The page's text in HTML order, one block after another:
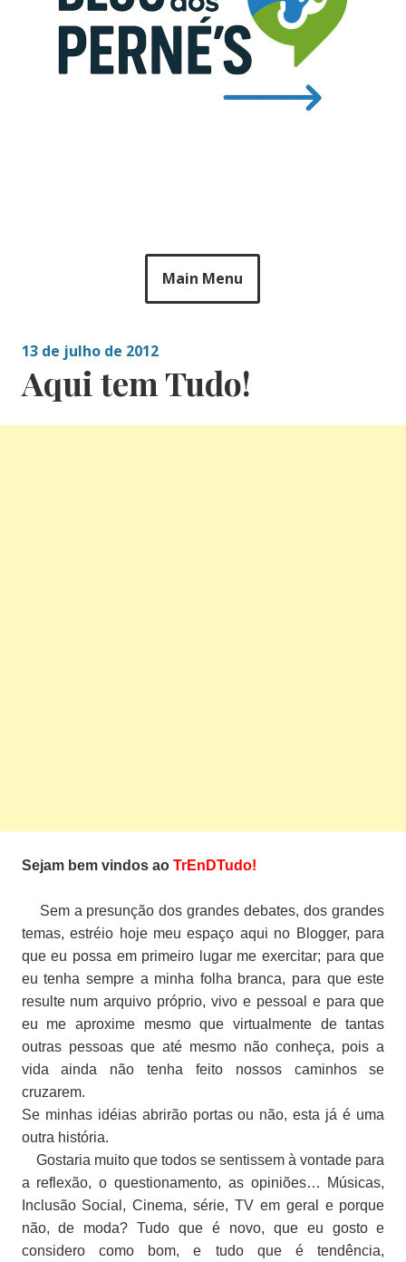
Main Menu
13 de julho de 2012
Aqui tem Tudo!
Sejam bem vindos ao TrEnDTudo!
Sem a presunção dos grandes debates, dos grandes
temas, estréio hoje meu espaço aqui no Blogger, para
que eu possa em primeiro lugar me exercitar; para que
eu tenha sempre a minha folha branca, para que este
resulte num arquivo próprio, vivo e pessoal e para que
eu me aproxime mesmo que virtualmente de tantas
outras pessoas que até mesmo não conheça, pois a
vida ainda não tenha feito nossos caminhos se
cruzarem.
Se minhas idéias abrirão portas ou não, esta já é uma
outra história.
Gostaria muito que todos se sentissem à vontade para
a reflexão, o questionamento, as opiniões… Músicas,
Inclusão Social, Cinema, série, TV em geral e porque
não, de moda? Tudo que é novo, que eu gosto e
considero como bom, e tudo que é tendência,